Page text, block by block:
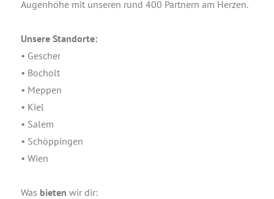
Augen­hö­he mit unse­ren rund 400 Part­nern am Her­zen.
Unse­re Stand­or­te:
• Gescher
• Bocholt
• Meppen
• Kiel
• Salem
• Schöp­pin­gen
• Wien
Was bie­ten wir dir: